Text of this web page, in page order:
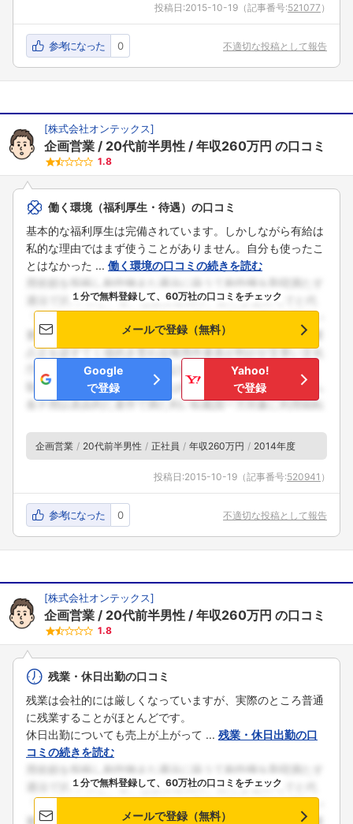
投稿日:2015-10-19 （記事番号:521077 ）
参考になった 0 不適切な投稿として報告
[株式会社オンテックス]
企画営業 20代前半男性 年収260万円 の口コミ
1.8
働く環境（福利厚生・待遇）の口コミ
基本的な福利厚生は完備されています。しかしながら有給は
私的な理由ではまず使うことがありません。自分も使ったこ
とはなかった ... 働く環境の口コミの続きを読む
１分で無料登録して、60万社の口コミをチェック
メールで登録（無料）
Google
で登録
Yahoo!
で登録
企画営業 20代前半男性 正社員 年収260万円 2014年度
投稿日:2015-10-19 （記事番号:520941 ）
参考になった 0 不適切な投稿として報告
[株式会社オンテックス]
企画営業 20代前半男性 年収260万円 の口コミ
1.8
残業・休日出勤の口コミ
残業は会社的には厳しくなっていますが、実際のところ普通
に残業することがほとんどです。
休日出勤についても売上が上がって ... 残業・休日出勤の口
コミの続きを読む
１分で無料登録して、60万社の口コミをチェック
メールで登録（無料）